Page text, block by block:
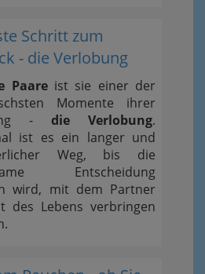
Schritt zum
- die Verlobung
Paareist sie einer der
Momente ihrer
- die Verlobung.
ist es ein langer und
Weg, bis die
Entscheidung
wird, mit dem Partner
des Lebens verbringen